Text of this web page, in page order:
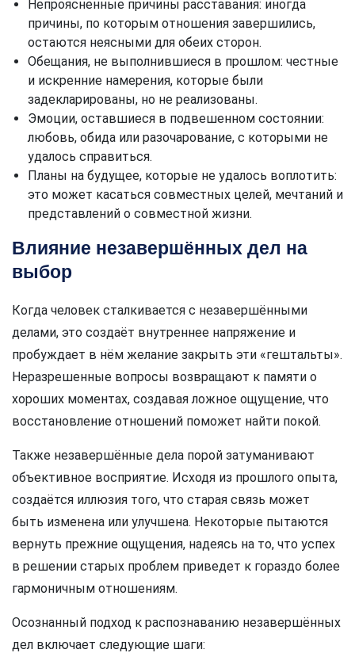
Непроясненные причины расставания: иногда
причины, по которым отношения завершились,
остаются неясными для обеих сторон.
Обещания, не выполнившиеся в прошлом: честные
и искренние намерения, которые были
задекларированы, но не реализованы.
Эмоции, оставшиеся в подвешенном состоянии:
любовь, обида или разочарование, с которыми не
удалось справиться.
Планы на будущее, которые не удалось воплотить:
это может касаться совместных целей, мечтаний и
представлений о совместной жизни.
Влияние незавершённых дел на
выбор
Когда человек сталкивается с незавершёнными
делами, это создаёт внутреннее напряжение и
пробуждает в нём желание закрыть эти «гештальты».
Неразрешенные вопросы возвращают к памяти о
хороших моментах, создавая ложное ощущение, что
восстановление отношений поможет найти покой.
Также незавершённые дела порой затуманивают
объективное восприятие. Исходя из прошлого опыта,
создаётся иллюзия того, что старая связь может
быть изменена или улучшена. Некоторые пытаются
вернуть прежние ощущения, надеясь на то, что успех
в решении старых проблем приведет к гораздо более
гармоничным отношениям.
Осознанный подход к распознаванию незавершённых
дел включает следующие шаги: